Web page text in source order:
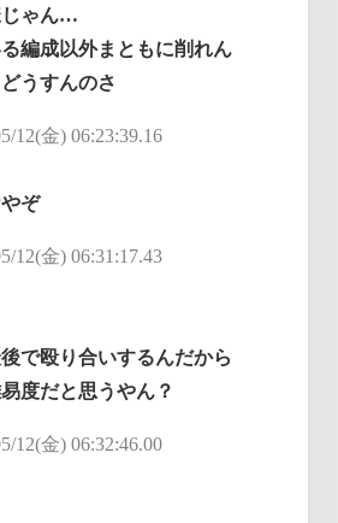
じゃん…
編成以外まともに削れん
うすんのさ
12(金) 06:23:39.16
ぞ
12(金) 06:31:17.43
で殴り合いするんだから
度だと思うやん？
12(金) 06:32:46.00